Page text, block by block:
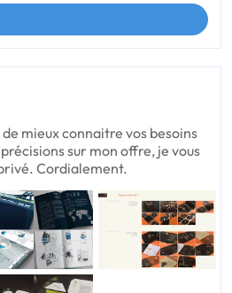
mieux connaitre vos besoins
sur mon offre, je vous
Cordialement.